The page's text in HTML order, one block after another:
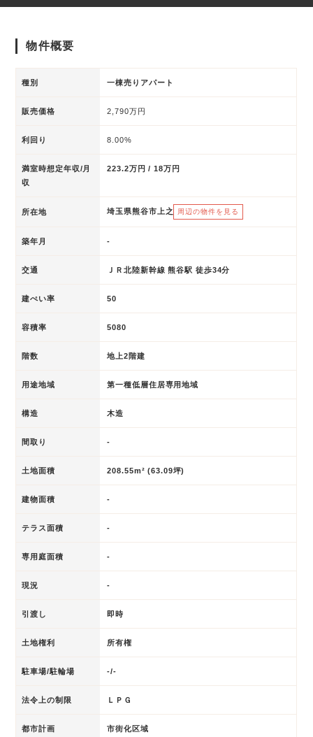
物件概要
種別 一棟売りアパート
販売価格 2,790万円
利回り 8.00%
満室時想定年収/月
収
223.2万円 / 18万円
所在地 埼玉県熊谷市上之 周辺の物件を見る
築年月 -
交通 ＪＲ北陸新幹線 熊谷駅 徒歩34分
建ぺい率 50
容積率 5080
階数 地上2階建
用途地域 第一種低層住居専用地域
構造 木造
間取り -
土地面積 208.55m² (63.09坪)
建物面積 -
テラス面積 -
専用庭面積 -
現況 -
引渡し 即時
土地権利 所有権
駐車場/駐輪場 -/-
法令上の制限 ＬＰＧ
都市計画 市街化区域